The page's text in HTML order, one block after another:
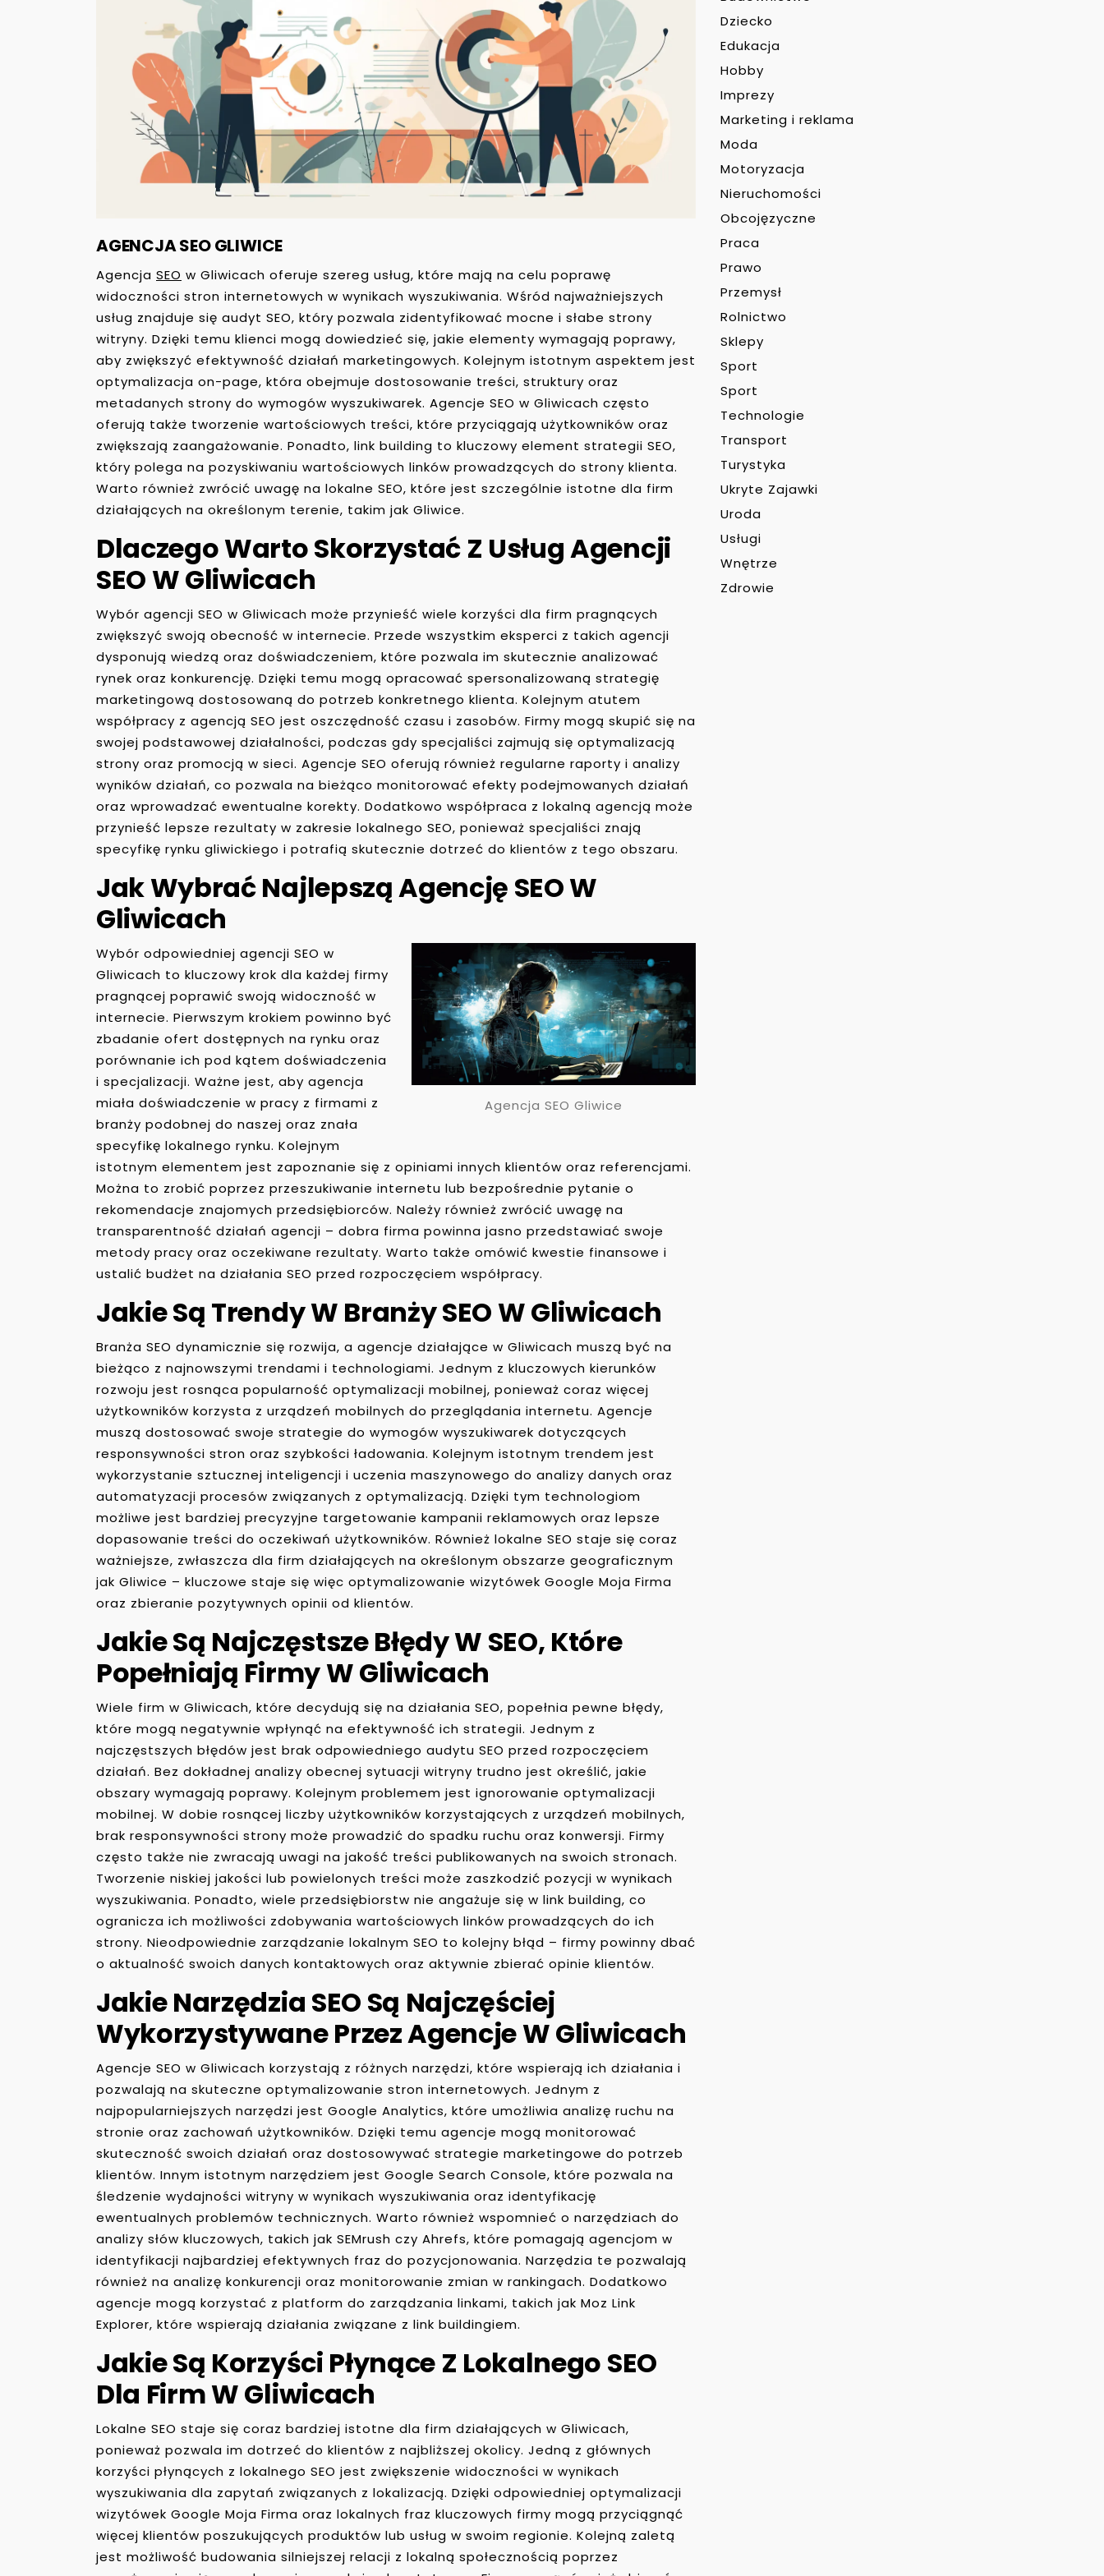
AGENCJA SEO GLIWICE
Agencja SEO w Gliwicach oferuje szereg usług, które mają na celu poprawę
widoczności stron internetowych w wynikach wyszukiwania. Wśród najważniejszych
usług znajduje się audyt SEO, który pozwala zidentyfikować mocne i słabe strony
witryny. Dzięki temu klienci mogą dowiedzieć się, jakie elementy wymagają poprawy,
aby zwiększyć efektywność działań marketingowych. Kolejnym istotnym aspektem jest
optymalizacja on-page, która obejmuje dostosowanie treści, struktury oraz
metadanych strony do wymogów wyszukiwarek. Agencje SEO w Gliwicach często
oferują także tworzenie wartościowych treści, które przyciągają użytkowników oraz
zwiększają zaangażowanie. Ponadto, link building to kluczowy element strategii SEO,
który polega na pozyskiwaniu wartościowych linków prowadzących do strony klienta.
Warto również zwrócić uwagę na lokalne SEO, które jest szczególnie istotne dla firm
działających na określonym terenie, takim jak Gliwice.
Dlaczego Warto Skorzystać Z Usług Agencji
SEO W Gliwicach
Wybór agencji SEO w Gliwicach może przynieść wiele korzyści dla firm pragnących
zwiększyć swoją obecność w internecie. Przede wszystkim eksperci z takich agencji
dysponują wiedzą oraz doświadczeniem, które pozwala im skutecznie analizować
rynek oraz konkurencję. Dzięki temu mogą opracować spersonalizowaną strategię
marketingową dostosowaną do potrzeb konkretnego klienta. Kolejnym atutem
współpracy z agencją SEO jest oszczędność czasu i zasobów. Firmy mogą skupić się na
swojej podstawowej działalności, podczas gdy specjaliści zajmują się optymalizacją
strony oraz promocją w sieci. Agencje SEO oferują również regularne raporty i analizy
wyników działań, co pozwala na bieżąco monitorować efekty podejmowanych działań
oraz wprowadzać ewentualne korekty. Dodatkowo współpraca z lokalną agencją może
przynieść lepsze rezultaty w zakresie lokalnego SEO, ponieważ specjaliści znają
specyfikę rynku gliwickiego i potrafią skutecznie dotrzeć do klientów z tego obszaru.
Jak Wybrać Najlepszą Agencję SEO W
Gliwicach
Agencja SEO Gliwice
Wybór odpowiedniej agencji SEO w
Gliwicach to kluczowy krok dla każdej firmy
pragnącej poprawić swoją widoczność w
internecie. Pierwszym krokiem powinno być
zbadanie ofert dostępnych na rynku oraz
porównanie ich pod kątem doświadczenia
i specjalizacji. Ważne jest, aby agencja
miała doświadczenie w pracy z firmami z
branży podobnej do naszej oraz znała
specyfikę lokalnego rynku. Kolejnym
istotnym elementem jest zapoznanie się z opiniami innych klientów oraz referencjami.
Można to zrobić poprzez przeszukiwanie internetu lub bezpośrednie pytanie o
rekomendacje znajomych przedsiębiorców. Należy również zwrócić uwagę na
transparentność działań agencji – dobra firma powinna jasno przedstawiać swoje
metody pracy oraz oczekiwane rezultaty. Warto także omówić kwestie finansowe i
ustalić budżet na działania SEO przed rozpoczęciem współpracy.
Jakie Są Trendy W Branży SEO W Gliwicach
Branża SEO dynamicznie się rozwija, a agencje działające w Gliwicach muszą być na
bieżąco z najnowszymi trendami i technologiami. Jednym z kluczowych kierunków
rozwoju jest rosnąca popularność optymalizacji mobilnej, ponieważ coraz więcej
użytkowników korzysta z urządzeń mobilnych do przeglądania internetu. Agencje
muszą dostosować swoje strategie do wymogów wyszukiwarek dotyczących
responsywności stron oraz szybkości ładowania. Kolejnym istotnym trendem jest
wykorzystanie sztucznej inteligencji i uczenia maszynowego do analizy danych oraz
automatyzacji procesów związanych z optymalizacją. Dzięki tym technologiom
możliwe jest bardziej precyzyjne targetowanie kampanii reklamowych oraz lepsze
dopasowanie treści do oczekiwań użytkowników. Również lokalne SEO staje się coraz
ważniejsze, zwłaszcza dla firm działających na określonym obszarze geograficznym
jak Gliwice – kluczowe staje się więc optymalizowanie wizytówek Google Moja Firma
oraz zbieranie pozytywnych opinii od klientów.
Jakie Są Najczęstsze Błędy W SEO, Które
Popełniają Firmy W Gliwicach
Wiele firm w Gliwicach, które decydują się na działania SEO, popełnia pewne błędy,
które mogą negatywnie wpłynąć na efektywność ich strategii. Jednym z
najczęstszych błędów jest brak odpowiedniego audytu SEO przed rozpoczęciem
działań. Bez dokładnej analizy obecnej sytuacji witryny trudno jest określić, jakie
obszary wymagają poprawy. Kolejnym problemem jest ignorowanie optymalizacji
mobilnej. W dobie rosnącej liczby użytkowników korzystających z urządzeń mobilnych,
brak responsywności strony może prowadzić do spadku ruchu oraz konwersji. Firmy
często także nie zwracają uwagi na jakość treści publikowanych na swoich stronach.
Tworzenie niskiej jakości lub powielonych treści może zaszkodzić pozycji w wynikach
wyszukiwania. Ponadto, wiele przedsiębiorstw nie angażuje się w link building, co
ogranicza ich możliwości zdobywania wartościowych linków prowadzących do ich
strony. Nieodpowiednie zarządzanie lokalnym SEO to kolejny błąd – firmy powinny dbać
o aktualność swoich danych kontaktowych oraz aktywnie zbierać opinie klientów.
Jakie Narzędzia SEO Są Najczęściej
Wykorzystywane Przez Agencje W Gliwicach
Agencje SEO w Gliwicach korzystają z różnych narzędzi, które wspierają ich działania i
pozwalają na skuteczne optymalizowanie stron internetowych. Jednym z
najpopularniejszych narzędzi jest Google Analytics, które umożliwia analizę ruchu na
stronie oraz zachowań użytkowników. Dzięki temu agencje mogą monitorować
skuteczność swoich działań oraz dostosowywać strategie marketingowe do potrzeb
klientów. Innym istotnym narzędziem jest Google Search Console, które pozwala na
śledzenie wydajności witryny w wynikach wyszukiwania oraz identyfikację
ewentualnych problemów technicznych. Warto również wspomnieć o narzędziach do
analizy słów kluczowych, takich jak SEMrush czy Ahrefs, które pomagają agencjom w
identyfikacji najbardziej efektywnych fraz do pozycjonowania. Narzędzia te pozwalają
również na analizę konkurencji oraz monitorowanie zmian w rankingach. Dodatkowo
agencje mogą korzystać z platform do zarządzania linkami, takich jak Moz Link
Explorer, które wspierają działania związane z link buildingiem.
Jakie Są Korzyści Płynące Z Lokalnego SEO
Dla Firm W Gliwicach
Lokalne SEO staje się coraz bardziej istotne dla firm działających w Gliwicach,
ponieważ pozwala im dotrzeć do klientów z najbliższej okolicy. Jedną z głównych
korzyści płynących z lokalnego SEO jest zwiększenie widoczności w wynikach
wyszukiwania dla zapytań związanych z lokalizacją. Dzięki odpowiedniej optymalizacji
wizytówek Google Moja Firma oraz lokalnych fraz kluczowych firmy mogą przyciągnąć
więcej klientów poszukujących produktów lub usług w swoim regionie. Kolejną zaletą
jest możliwość budowania silniejszej relacji z lokalną społecznością poprzez
Dziecko
Edukacja
Hobby
Imprezy
Marketing i reklama
Moda
Motoryzacja
Nieruchomości
Obcojęzyczne
Praca
Prawo
Przemysł
Rolnictwo
Sklepy
Sport
Sport
Technologie
Transport
Turystyka
Ukryte Zajawki
Uroda
Usługi
Wnętrze
Zdrowie